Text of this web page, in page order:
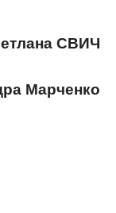
СВИЧ
Марченко